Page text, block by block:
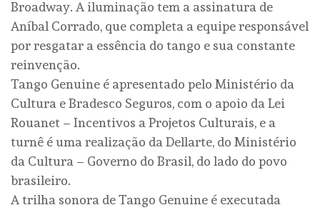
Broadway. A iluminação tem a assinatura de
Aníbal Corrado, que completa a equipe responsável
por resgatar a essência do tango e sua constante
reinvenção.
Tango Genuine é apresentado pelo Ministério da
Cultura e Bradesco Seguros, com o apoio da Lei
Rouanet – Incentivos a Projetos Culturais, e a
turnê é uma realização da Dellarte, do Ministério
da Cultura – Governo do Brasil, do lado do povo
brasileiro.
A trilha sonora de Tango Genuine é executada